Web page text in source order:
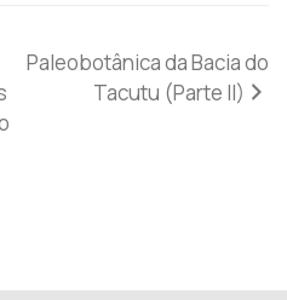
Paleobotânica da Bacia do
Tacutu (Parte II)